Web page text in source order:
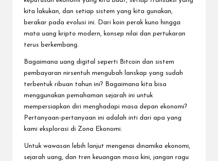
kita lakukan, dan setiap sistem yang kita gunakan,
berakar pada evolusi ini. Dari koin perak kuno hingga
mata uang kripto modern, konsep nilai dan pertukaran
terus berkembang.
Bagaimana uang digital seperti Bitcoin dan sistem
pembayaran nirsentuh mengubah lanskap yang sudah
terbentuk ribuan tahun ini? Bagaimana kita bisa
menggunakan pemahaman sejarah ini untuk
mempersiapkan diri menghadapi masa depan ekonomi?
Pertanyaan-pertanyaan ini adalah inti dari apa yang
kami eksplorasi di Zona Ekonomi.
Untuk wawasan lebih lanjut mengenai dinamika ekonomi,
sejarah uang, dan tren keuangan masa kini, jangan ragu